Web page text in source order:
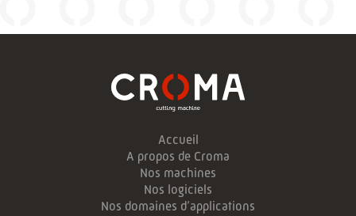
Accueil
A propos de Croma
Nos machines
Nos logiciels
Nos domaines d’applications